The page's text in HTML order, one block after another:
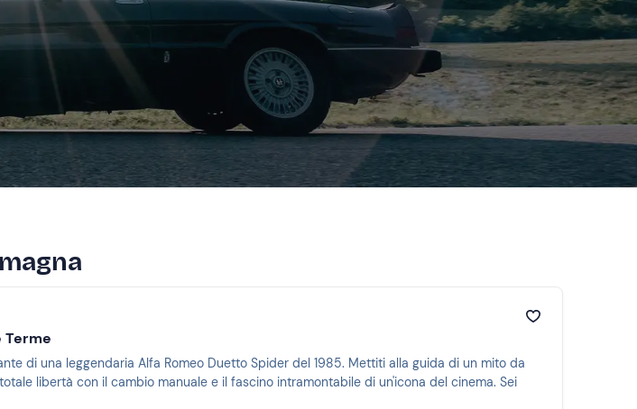
Laurea
Addio al
nubilato
Terme
di una leggendaria Alfa Romeo Duetto Spider del 1985. Mettiti alla guida di un mito da
libertà con il cambio manuale e il fascino intramontabile di un'icona del cinema. Sei
Continua con l'email